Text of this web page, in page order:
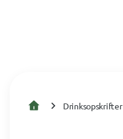
Drinksopskrifter